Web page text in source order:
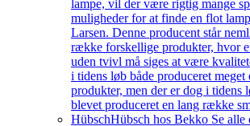
lampe, vil der være rigtig mange
muligheder for at finde en flot
Larsen. Denne producent står
række forskellige produkter, hvor
uden tvivl må siges at være
i tidens løb både produceret meget
produkter, men der er dog i tidens
blevet produceret en lang række
HübschHübsch hos Bekko Se alle